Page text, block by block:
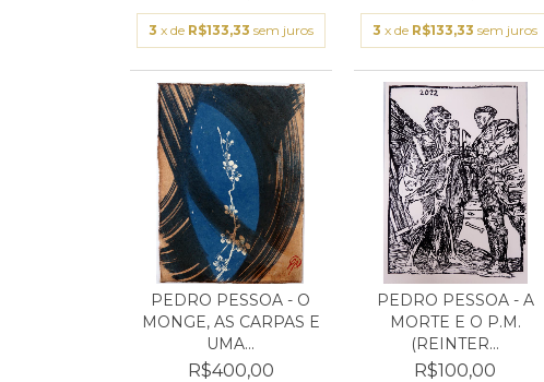
3 x de R$133,33 sem juros 3 x de R$133,33 sem juros
PEDRO PESSOA - O
MONGE, AS CARPAS E
UMA...
R$400,00
PEDRO PESSOA - A
MORTE E O P.M.
(REINTER...
R$100,00